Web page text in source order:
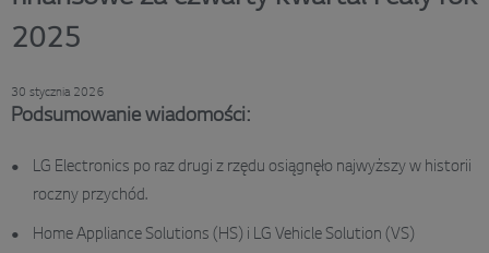
2025
30 stycznia 2026
Podsumowanie wiadomości:
LG Electronics po raz drugi z rzędu osiągnęło najwyższy w historii
roczny przychód.
Home Appliance Solutions (HS) i LG Vehicle Solution (VS)